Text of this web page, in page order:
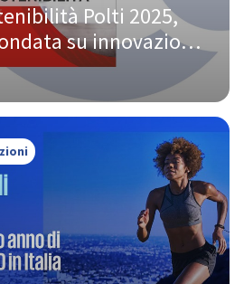
Polti 2025,
su innovazione